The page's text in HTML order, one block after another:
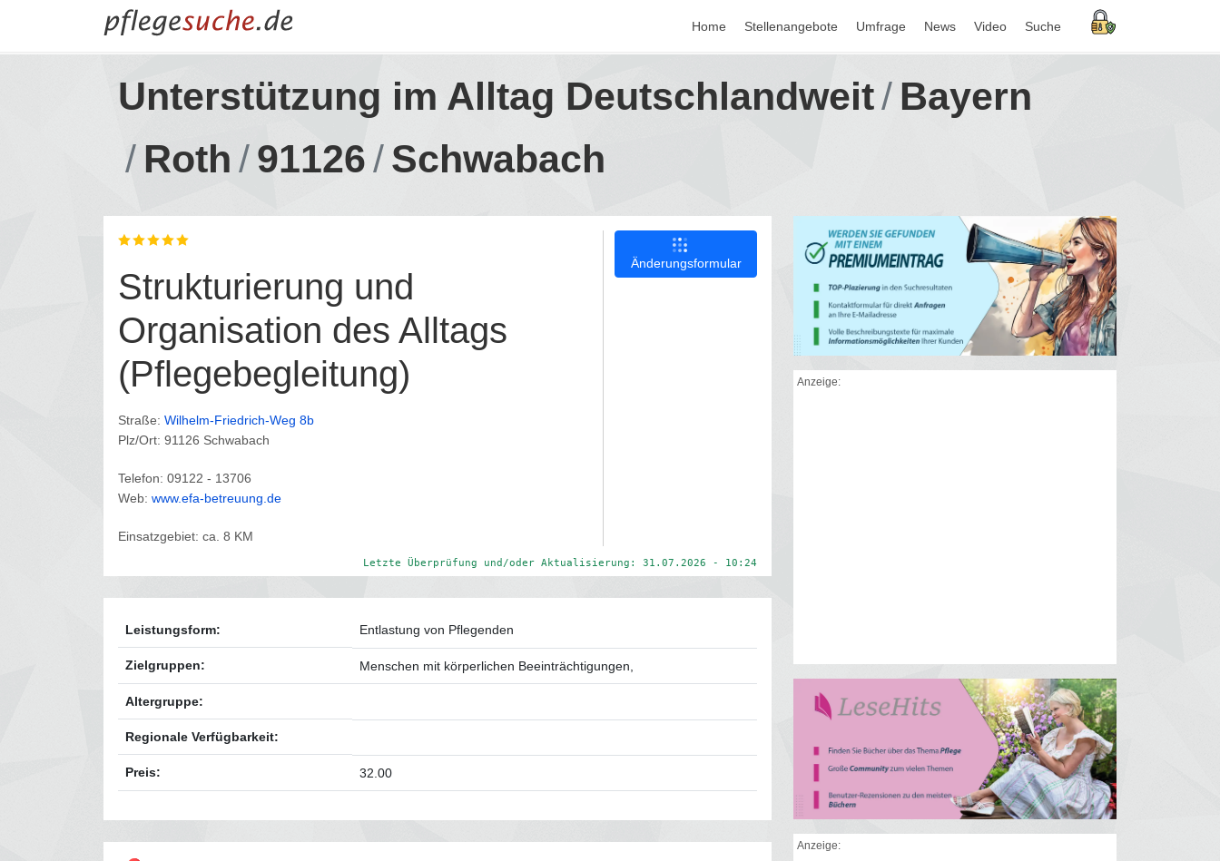
Unterstützung im Alltag Deutschlandweit
Bayern
Roth
91126 Schwabach
Strukturierung und
Organisation des Alltags
(Pflegebegleitung)
Straße: Wilhelm-Friedrich-Weg 8b
Plz/Ort: 91126 Schwabach
Telefon: 09122 - 13706
Web: www.efa-betreuung.de
Einsatzgebiet: ca. 8 KM
Änderungsformular
Letzte Überprüfung und/oder Aktualisierung: 31.07.2026 - 10:24
Leistungsform: Entlastung von Pflegenden
Zielgruppen: Menschen mit körperlichen Beeinträchtigungen,
Altergruppe:
Regionale Verfügbarkeit:
Preis: 32.00
Anzeige:
Anzeige:
Home Stellenangebote Umfrage News Video Suche